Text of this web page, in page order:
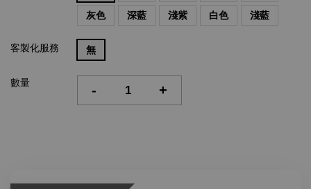
灰色 深藍 淺紫 白色 淺藍
客製化服務 無
數量 - +